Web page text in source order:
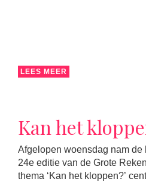
LEES MEER
Kan het
Afgelopen woensdag nam
24e editie van de Grote
thema ‘Kan het kloppen?’